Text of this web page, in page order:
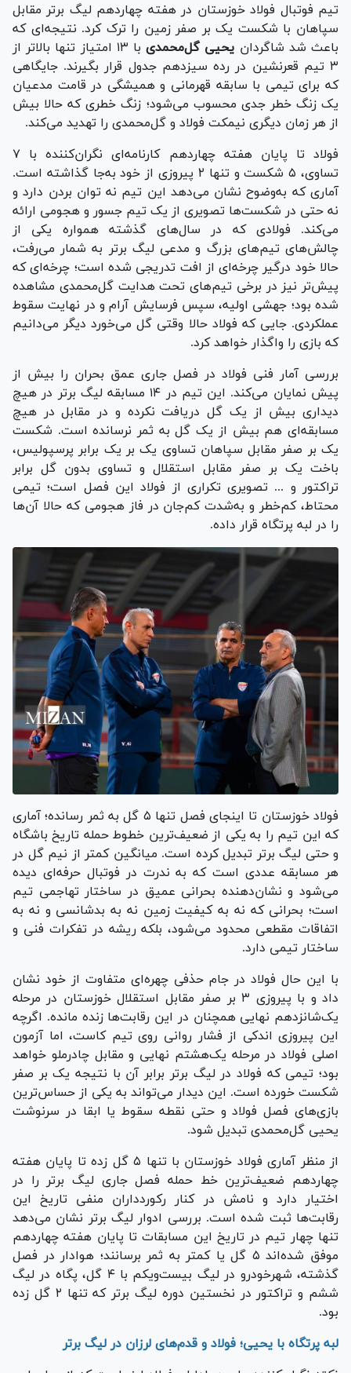
تیم فوتبال فولاد خوزستان در هفته چهاردهم لیگ برتر مقابل
سپاهان با شکست یک بر صفر زمین را ترک کرد. نتیجه‌ای که
باعث شد شاگردان یحیی گل‌محمدی
با ۱۳ امتیاز تنها بالاتر از
۳ تیم قعرنشین در رده سیزدهم جدول قرار بگیرند. جایگاهی
که برای تیمی با سابقه قهرمانی و همیشگی در قامت مدعیان
یک زنگ خطر جدی محسوب می‌شود؛ زنگ خطری که حالا بیش
از هر زمان دیگری نیمکت فولاد و گل‌محمدی را تهدید می‌کند.
فولاد تا پایان هفته چهاردهم کارنامه‌ای نگران‌کننده با ۷
تساوی، ۵ شکست و تنها ۲ پیروزی از خود به‌جا گذاشته است.
آماری که به‌وضوح نشان می‌دهد این تیم نه توان بردن دارد و
نه حتی در شکست‌ها تصویری از یک تیم جسور و هجومی ارائه
می‌کند. فولادی که در سال‌های گذشته همواره یکی از
چالش‌های تیم‌های بزرگ و مدعی لیگ برتر به شمار می‌رفت،
حالا خود درگیر چرخه‌ای از افت تدریجی شده است؛ چرخه‌ای که
پیش‌تر نیز در برخی تیم‌های تحت هدایت گل‌محمدی مشاهده
شده بود؛ جهشی اولیه، سپس فرسایش آرام و در نهایت سقوط
عملکردی. جایی که فولاد حالا وقتی گل می‌خورد دیگر می‌دانیم
که بازی را واگذار خواهد کرد.
بررسی آمار فنی فولاد در فصل جاری عمق بحران را بیش از
پیش نمایان می‌کند. این تیم در ۱۴ مسابقه لیگ برتر در هیچ
دیداری بیش از یک گل دریافت نکرده و در مقابل در هیچ
مسابقه‌ای هم بیش از یک گل به ثمر نرسانده است. شکست
یک بر صفر مقابل سپاهان تساوی یک بر یک برابر پرسپولیس،
باخت یک بر صفر مقابل استقلال و تساوی بدون گل برابر
تراکتور و ... تصویری تکراری از فولاد این فصل است؛ تیمی
محتاط، کم‌خطر و به‌شدت کم‌جان در فاز هجومی که حالا آن‌ها
را در لبه پرتگاه قرار داده.
فولاد خوزستان تا اینجای فصل تنها ۵ گل به ثمر رسانده؛ آماری
که این تیم را به یکی از ضعیف‌ترین خطوط حمله تاریخ باشگاه
و حتی لیگ برتر تبدیل کرده است. میانگین کمتر از نیم گل در
هر مسابقه عددی است که به‌ ندرت در فوتبال حرفه‌ای دیده
می‌شود و نشان‌دهنده بحرانی عمیق در ساختار تهاجمی تیم
است؛ بحرانی که نه به کیفیت زمین نه به بدشانسی و نه به
اتفاقات مقطعی محدود می‌شود، بلکه ریشه در تفکرات فنی و
ساختار تیمی دارد.
با این حال فولاد در جام حذفی چهره‌ای متفاوت از خود نشان
داد و با پیروزی ۳ بر صفر مقابل استقلال خوزستان در مرحله
یک‌شانزدهم نهایی همچنان در این رقابت‌ها زنده مانده. اگرچه
این پیروزی اندکی از فشار روانی روی تیم کاست، اما آزمون
اصلی فولاد در مرحله یک‌هشتم نهایی و مقابل چادرملو خواهد
بود؛ تیمی که فولاد در لیگ برتر برابر آن با نتیجه یک بر صفر
شکست خورده است. این دیدار می‌تواند به یکی از حساس‌ترین
بازی‌های فصل فولاد و حتی نقطه سقوط یا ابقا در سرنوشت
یحیی گل‌محمدی تبدیل شود.
از منظر آماری فولاد خوزستان با تنها ۵ گل زده تا پایان هفته
چهاردهم ضعیف‌ترین خط حمله فصل جاری لیگ برتر را در
اختیار دارد و نامش در کنار رکوردداران منفی تاریخ این
رقابت‌ها ثبت شده است. بررسی ادوار لیگ برتر نشان می‌دهد
تنها چهار تیم در تاریخ این مسابقات تا پایان هفته چهاردهم
موفق شده‌اند ۵ گل یا کمتر به ثمر برسانند؛ هوادار در فصل
گذشته، شهرخودرو در لیگ بیست‌ویکم با ۴ گل، پگاه در لیگ
ششم و تراکتور در نخستین دوره لیگ برتر که تنها ۲ گل زده
بود.
لبه پرتگاه با یحیی؛ فولاد و قدم‌های لرزان در لیگ برتر